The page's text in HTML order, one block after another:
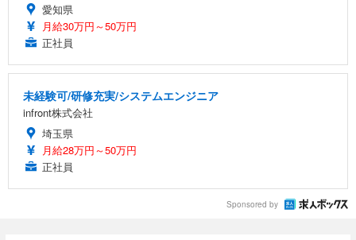
愛知県
月給30万円～50万円
正社員
未経験可/研修充実/システムエンジニア
infront株式会社
埼玉県
月給28万円～50万円
正社員
Sponsored by